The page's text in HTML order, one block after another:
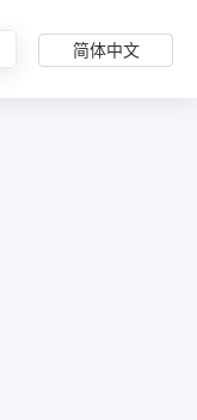
简体中文